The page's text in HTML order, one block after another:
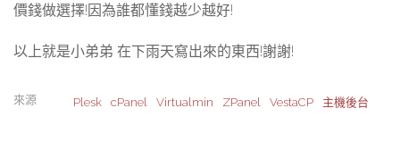
價錢做選擇!因為誰都懂錢越少越好!
以上就是小弟弟 在下雨天寫出來的東西!謝謝!
來源 Plesk cPanel Virtualmin ZPanel VestaCP 主機後台